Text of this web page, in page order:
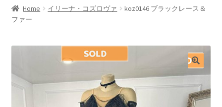
開
ニ
展
開
ブ
ュ
ー
を
展
開
お問い合わせ
CONTACT
Home イリーナ・コズロヴァ
koz0146 ブラックレース＆
ファー